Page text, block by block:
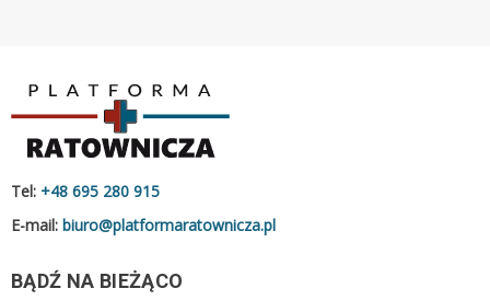
Tel: +48 695 280 915
E-mail: biuro@platformaratownicza.pl
BĄDŹ NA BIEŻĄCO